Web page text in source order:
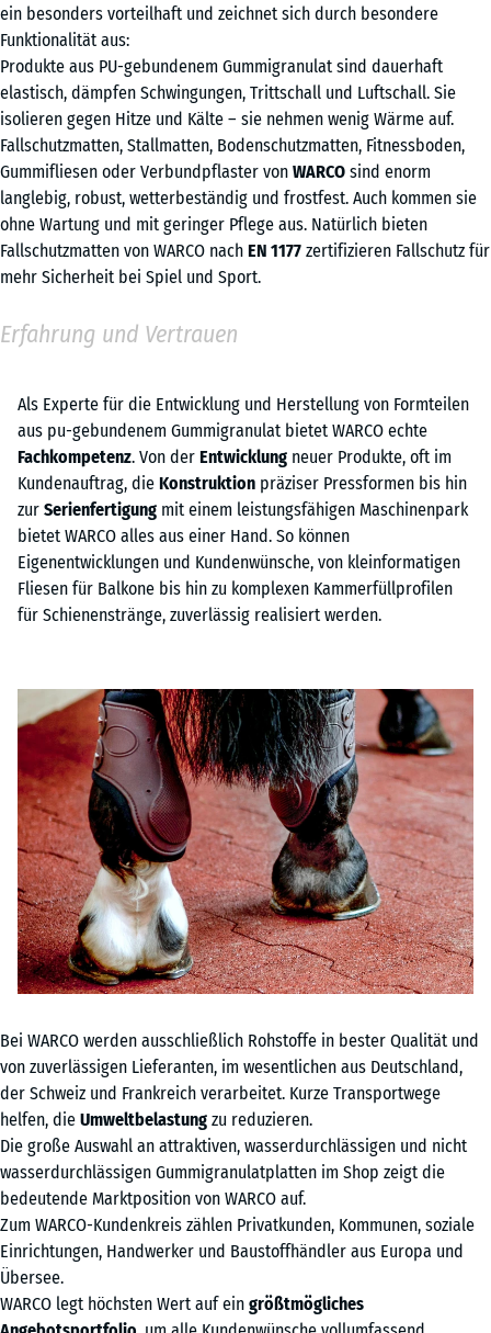
ein besonders vorteilhaft und zeichnet sich durch besondere
Funktionalität aus:
Produkte aus PU-gebundenem Gummigranulat sind dauerhaft
elastisch, dämpfen Schwingungen, Trittschall und Luftschall. Sie
isolieren gegen Hitze und Kälte – sie nehmen wenig Wärme auf.
Fallschutzmatten, Stallmatten, Bodenschutzmatten, Fitnessboden,
Gummifliesen oder Verbundpflaster von WARCO sind enorm
langlebig, robust, wetterbeständig und frostfest. Auch kommen sie
ohne Wartung und mit geringer Pflege aus. Natürlich bieten
Fallschutzmatten von WARCO nach EN 1177 zertifizieren Fallschutz für
mehr Sicherheit bei Spiel und Sport.
Erfahrung und Vertrauen
Als Experte für die Entwicklung und Herstellung von Formteilen
aus pu-gebundenem Gummigranulat bietet WARCO echte
Fachkompetenz. Von der Entwicklung neuer Produkte, oft im
Kundenauftrag, die Konstruktion präziser Pressformen bis hin
zur Serienfertigung mit einem leistungsfähigen Maschinenpark
bietet WARCO alles aus einer Hand. So können
Eigenentwicklungen und Kundenwünsche, von kleinformatigen
Fliesen für Balkone bis hin zu komplexen Kammerfüllprofilen
für Schienenstränge, zuverlässig realisiert werden.
Bei WARCO werden ausschließlich Rohstoffe in bester Qualität und
von zuverlässigen Lieferanten, im wesentlichen aus Deutschland,
der Schweiz und Frankreich verarbeitet. Kurze Transportwege
helfen, die Umweltbelastung zu reduzieren.
Die große Auswahl an attraktiven, wasserdurchlässigen und nicht
wasserdurchlässigen Gummigranulatplatten im Shop zeigt die
bedeutende Marktposition von WARCO auf.
Zum WARCO-Kundenkreis zählen Privatkunden, Kommunen, soziale
Einrichtungen, Handwerker und Baustoffhändler aus Europa und
Übersee.
WARCO legt höchsten Wert auf ein größtmögliches